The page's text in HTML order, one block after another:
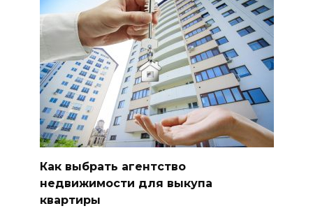
Как выбрать агентство
недвижимости для выкупа
квартиры